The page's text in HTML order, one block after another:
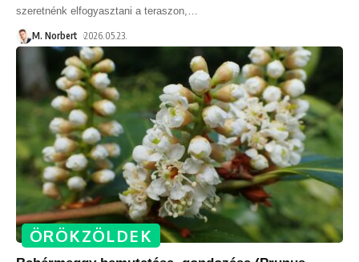
szeretnénk elfogyasztani a teraszon,
M. Norbert 2026.05.23.
ÖRÖKZÖLDEK